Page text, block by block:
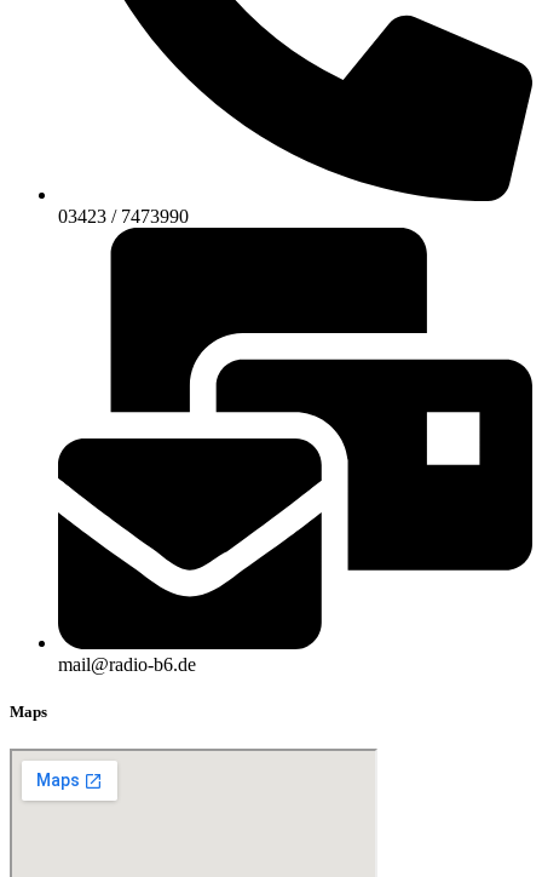
03423 / 7473990
mail@radio-b6.de
Maps